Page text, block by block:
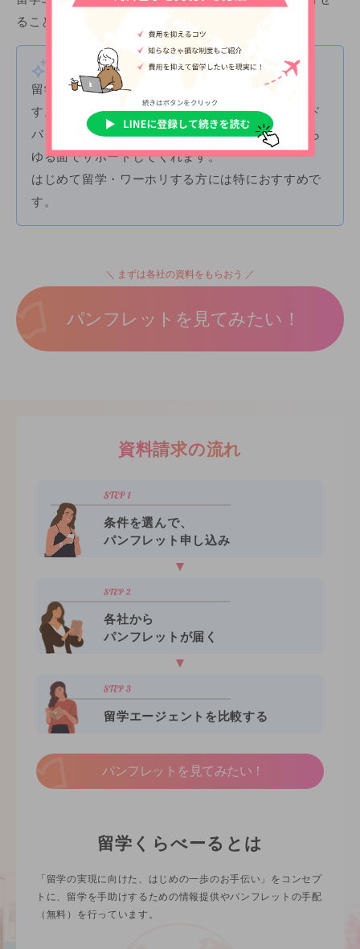
ることができます。
留学エージェントとは？
留学エージェントとは、
留学を手配する代理店
す。手配だけではなく、学校選びや留学全般のアド
バイス、留学中のサポートまで、留学のプロがあら
ゆる面でサポートしてくれます。
はじめて留学・ワーホリする方には特におすすめで
す。
まずは各社の資料をもらおう
パンフレットを見てみたい！
資料請求の流れ
条件を選んで、
パンフレット申し込み
各社から
パンフレットが届く
留学エージェントを比較する
パンフレットを見てみたい！
留学くらべーるとは
「留学の実現に向けた、はじめの一歩のお手伝い」をコンセプ
トに、留学を手助けするための情報提供やパンフレットの手配
（無料）を行っています。